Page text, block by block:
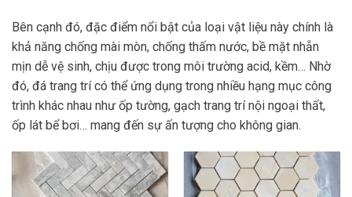
Bên cạnh đó, đặc điểm nổi bật của loại vật liệu này chính là
khả năng chống mài mòn, chống thấm nước, bề mặt nhẵn
mịn dễ vệ sinh, chịu được trong môi trường acid, kềm… Nhờ
đó, đá trang trí có thể ứng dụng trong nhiều hạng mục công
trình khác nhau như ốp tường, gạch trang trí nội ngoại thất,
ốp lát bể bơi… mang đến sự ấn tượng cho không gian.